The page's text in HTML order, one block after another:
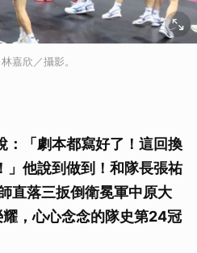
嘉欣／攝影。
：「劇本都寫好了！這回換
」他說到做到！和隊長張祐
直落三扳倒衛冕軍中原大
，心心念念的隊史第24冠